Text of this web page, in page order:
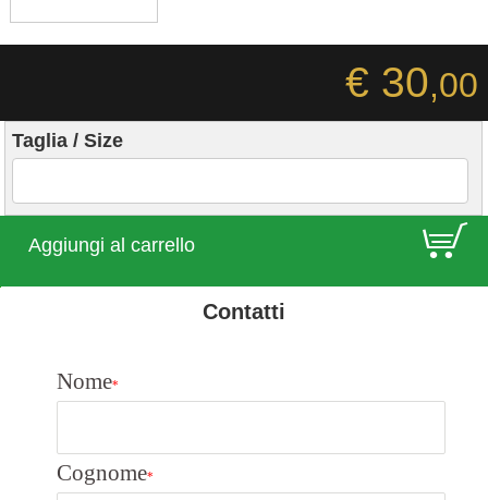
€ 30,00
Taglia / Size
Aggiungi al carrello E
Contatti
Nome*
Cognome*